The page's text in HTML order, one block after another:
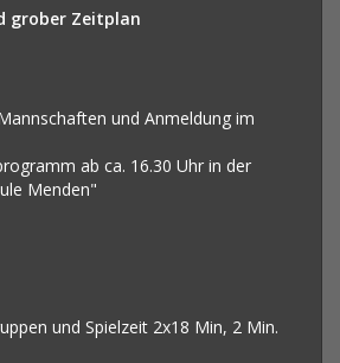
grober Zeitplan
und Anmeldung im
ab ca. 16.30 Uhr in der
Menden"
und Spielzeit 2x18 Min, 2 Min.